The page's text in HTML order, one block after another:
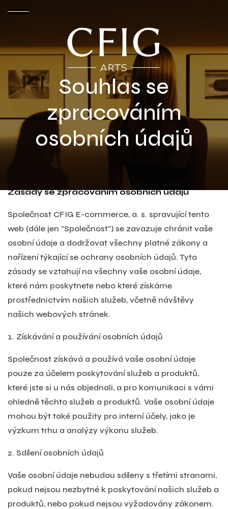
Souhlas se
zpracováním
osobních údajů
Zásady se zpracováním osobních údajů
Společnost CFIG E-commerce, a. s. spravující tento
web (dále jen "Společnost") se zavazuje chránit vaše
osobní údaje a dodržovat všechny platné zákony a
nařízení týkající se ochrany osobních údajů. Tyto
zásady se vztahují na všechny vaše osobní údaje,
které nám poskytnete nebo které získáme
prostřednictvím našich služeb, včetně návštěvy
našich webových stránek.
Získávání a používání osobních údajů
Společnost získává a používá vaše osobní údaje
pouze za účelem poskytování služeb a produktů,
které jste si u nás objednali, a pro komunikaci s vámi
ohledně těchto služeb a produktů. Vaše osobní údaje
mohou být také použity pro interní účely, jako je
výzkum trhu a analýzy výkonu služeb.
Sdílení osobních údajů
Vaše osobní údaje nebudou sdíleny s třetími stranami,
pokud nejsou nezbytné k poskytování našich služeb a
produktů, nebo pokud nejsou vyžadovány zákonem.